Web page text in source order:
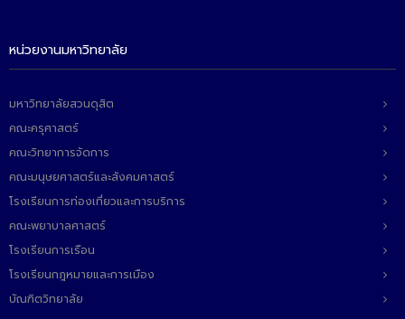
- SDU Zero Waste
- งานวิจัย/นวัตกรรม
ติดต่อเรา
หน่วยงานมหาวิทยาลัย
มหาวิทยาลัยสวนดุสิต
คณะครุศาสตร์
คณะวิทยาการจัดการ
คณะมนุษยศาสตร์และสังคมศาสตร์
โรงเรียนการท่องเที่ยวและการบริการ
คณะพยาบาลศาสตร์
โรงเรียนการเรือน
โรงเรียนกฎหมายและการเมือง
บัณฑิตวิทยาลัย